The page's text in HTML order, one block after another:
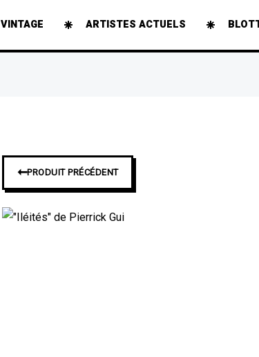
VINTAGE ARTISTES ACTUELS
➞PRODUIT PRÉCÉDENT